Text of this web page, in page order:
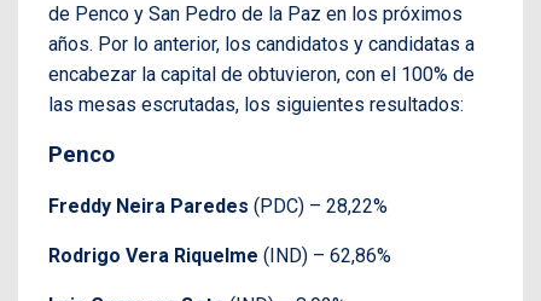
de Penco y San Pedro de la Paz en los próximos
años. Por lo anterior, los candidatos y candidatas a
encabezar la capital de obtuvieron, con el 100% de
las mesas escrutadas, los siguientes resultados:
Penco
Freddy Neira Paredes (PDC) – 28,22%
Rodrigo Vera Riquelme (IND) – 62,86%